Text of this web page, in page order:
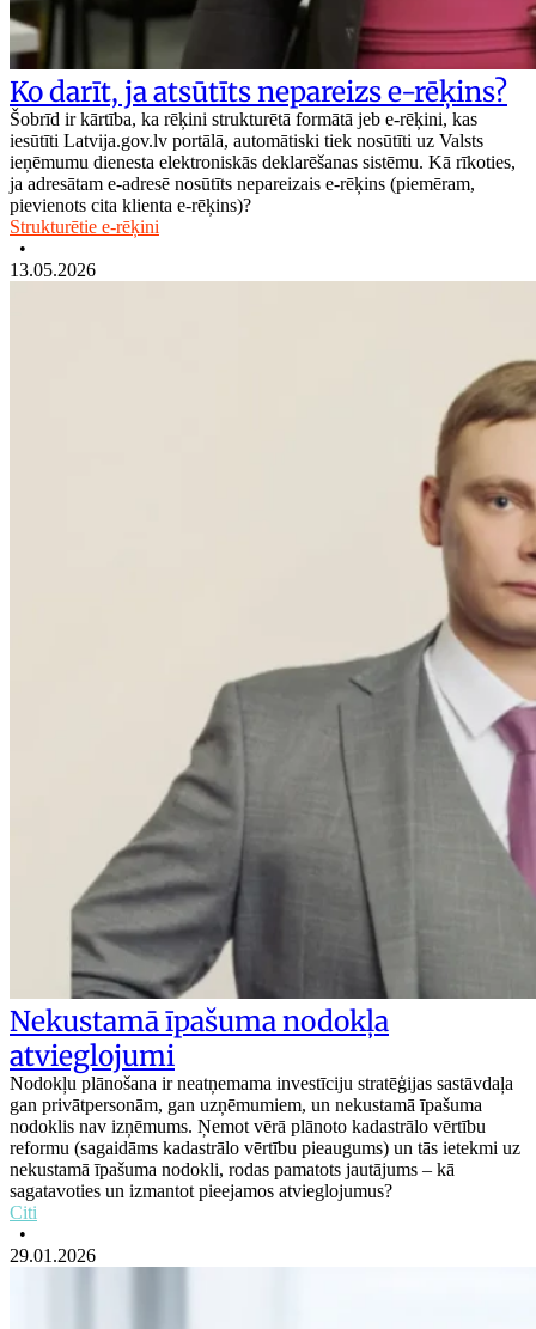
Ko darīt, ja atsūtīts nepareizs e-rēķins?
Šobrīd ir kārtība, ka rēķini strukturētā formātā jeb e-rēķini, kas
iesūtīti Latvija.gov.lv portālā, automātiski tiek nosūtīti uz Valsts
ieņēmumu dienesta elektroniskās deklarēšanas sistēmu. Kā rīkoties,
ja adresātam e-adresē nosūtīts nepareizais e-rēķins (piemēram,
pievienots cita klienta e-rēķins)?
Strukturētie e-rēķini
•
13.05.2026
Nekustamā īpašuma nodokļa
atvieglojumi
Nodokļu plānošana ir neatņemama investīciju stratēģijas sastāvdaļa
gan privātpersonām, gan uzņēmumiem, un nekustamā īpašuma
nodoklis nav izņēmums. Ņemot vērā plānoto kadastrālo vērtību
reformu (sagaidāms kadastrālo vērtību pieaugums) un tās ietekmi uz
nekustamā īpašuma nodokli, rodas pamatots jautājums – kā
sagatavoties un izmantot pieejamos atvieglojumus?
Citi
•
29.01.2026